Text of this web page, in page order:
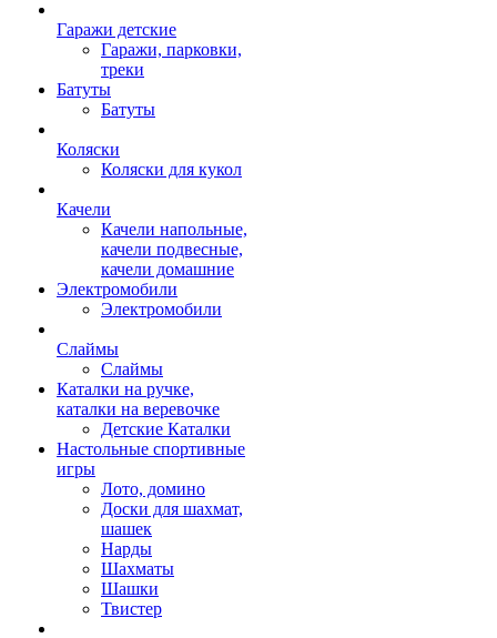
Гаражи детские
Гаражи, парковки,
треки
Батуты
Батуты
Коляски
Коляски для кукол
Качели
Качели напольные,
качели подвесные,
качели домашние
Электромобили
Электромобили
Слаймы
Слаймы
Каталки на ручке,
каталки на веревочке
Детские Каталки
Настольные спортивные
игры
Лото, домино
Доски для шахмат,
шашек
Нарды
Шахматы
Шашки
Твистер